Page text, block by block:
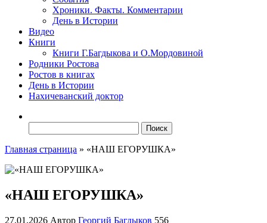
Хроники. Факты. Комментарии
День в Истории
Видео
Книги
Книги Г.Багдыкова и О.Мордовиной
Родники Ростова
Ростов в книгах
День в Истории
Нахичеванский доктор
Главная страница » «НАШ ЕГОРУШКА»
«НАШ ЕГОРУШКА»
27.01.2026 Автор Георгий Багдыков 556